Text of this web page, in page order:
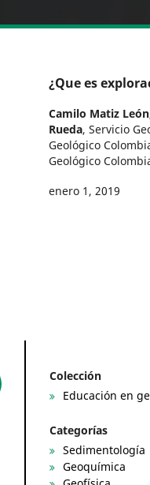
¿Que es
Camilo Matiz León
Rueda, Servicio
Geológico
Geológico
enero 1, 2019
Colección
Educación en
Categorías
Sedimentología
Geoquímica